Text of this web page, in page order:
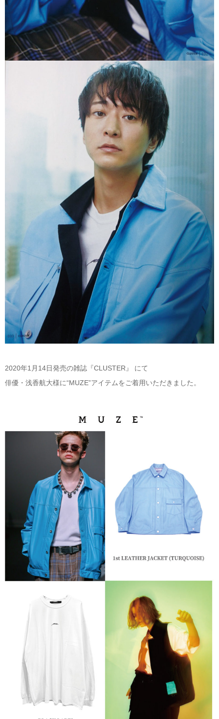
2020年1月14日発売の雑誌『CLUSTER』 にて
俳優・浅香航大様に“MUZE”アイテムをご着用いただきました。